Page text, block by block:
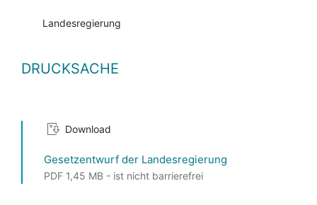
Landesregierung
DRUCKSACHE
Download
Gesetzentwurf der Landesregierung
PDF 1,45 MB - ist nicht barrierefrei